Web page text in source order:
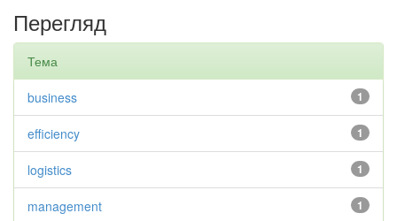
Перегляд
Тема
1
business
1
efficiency
1
logistics
1
management